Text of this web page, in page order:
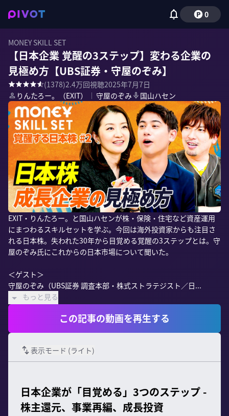
0
MONEY SKILL SET
【日本企業 覚醒の3ステップ】変わる企業の
見極め方【UBS証券・守屋のぞみ】
(1378)2.4万回視聴2025年7月7日
りんたろー。（EXIT）
｜ 守屋のぞみ 国山ハセン
EXIT・りんたろー。と国山ハセンが株・保険・住宅など資産運用
にまつわるスキルセットを学ぶ。今回は海外投資家からも注目さ
れる日本株。失われた30年から目覚める覚醒の3ステップとは。守
屋のぞみ氏にこれからの日本市場について聞いた。
＜ゲスト＞
守屋のぞみ（UBS証券 調査本部・株式ストラテジスト／日...
もっと見る
この記事の動画を再生する
表示モード (ライト)
日本企業が「目覚める」3つのステップ -
株主還元、事業再編、成長投資